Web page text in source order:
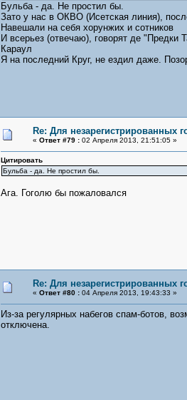
Бульба - да. Не простил бы.
Зато у нас в ОКВО (Исетская линия),
Навешали на себя хорунжих и сотников
И всерьез (отвечаю), говорят де "Предки
Караул
Я на последний Круг, не ездил даже.
Re: Для незарегистрированных
« Ответ #79 :02 Апреля 2013, 21:51:05 »
Цитировать
Бульба - да. Не простил бы.
Ага. Гоголю бы пожаловался
Re: Для незарегистрированных
« Ответ #80 :04 Апреля 2013, 19:43:33 »
Из-за регулярных набегов спам-ботов,
отключена.